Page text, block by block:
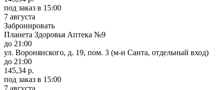
под заказ в 15:00
7 августа
Забронировать
Планета Здоровья Аптека №9
до 21:00
ул. Воронянского, д. 19, пом. 3 (м-н Санта, отдельный вход)
до 21:00
145,34 р.
под заказ в 15:00
7 августа